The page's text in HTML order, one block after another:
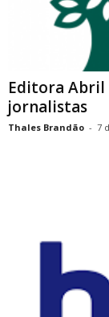
Editora
jornalistas
Thales Brandão - 7